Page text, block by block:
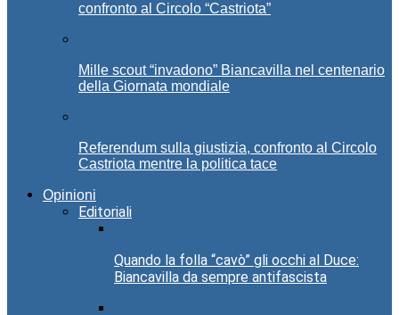
confronto al Circolo “Castriota”
Mille scout “invadono” Biancavilla nel centenario
della Giornata mondiale
Referendum sulla giustizia, confronto al Circolo
Castriota mentre la politica tace
Opinioni
Editoriali
Quando la folla “cavò” gli occhi al Duce:
Biancavilla da sempre antifascista